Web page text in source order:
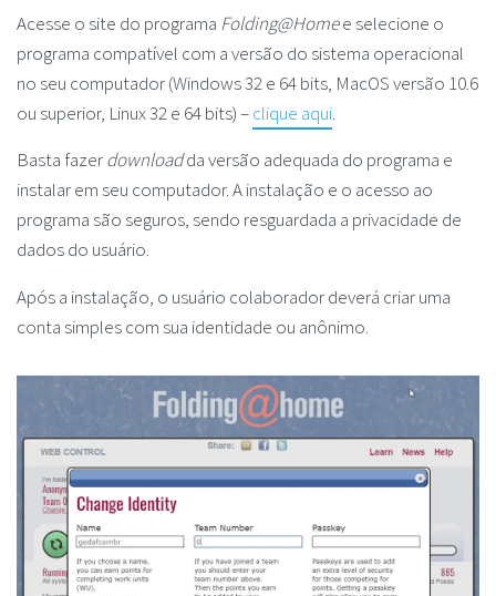
Acesse o site do programa Folding@Homee selecione o
programa compatível com a versão do sistema operacional
no seu computador (Windows 32 e 64 bits, MacOS versão 10.6
ou superior, Linux 32 e 64 bits) –clique aqui.
Basta fazerdownloadda versão adequada do programa e
instalar em seu computador. A instalação e o acesso ao
programa são seguros, sendo resguardada a privacidade de
dados do usuário.
Após a instalação, o usuário colaborador deverá criar uma
conta simples com sua identidade ou anônimo.